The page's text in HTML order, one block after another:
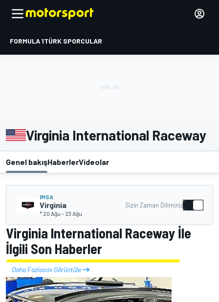
FORMULA 1TÜRK SPORCULAR
Virginia International Raceway
Genel bakışHaberlerVideolar
IMSA
Virginia
* 20 Ağu - 23 Ağu
Sizin Zaman Diliminiz
Virginia International Raceway İle
İlgili Son Haberler
Daha Fazlasını Görüntüle